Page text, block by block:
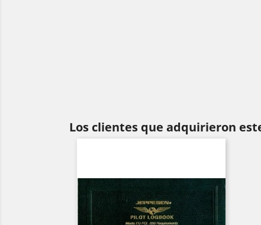
Los clientes que adquirieron